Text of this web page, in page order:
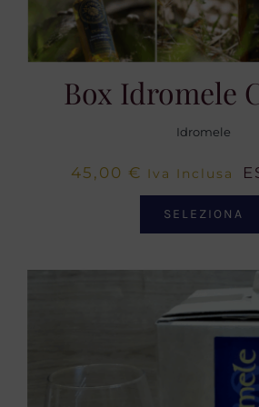
Box Idromele
Idromele
45,00 € Iva Inclusa
SELEZIONA